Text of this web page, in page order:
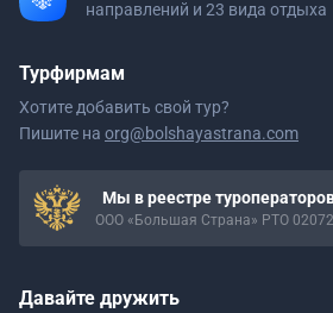
направлений и 23 вида отдыха
Турфирмам
Хотите добавить свой тур?
Пишите на org@bolshayastrana.com
Мы в реестре
ООО «Большая Страна» РТО
Давайте дружить